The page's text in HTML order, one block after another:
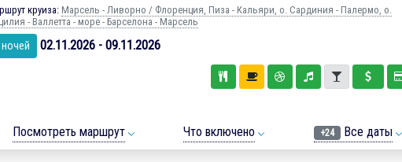
круиза: Марсель - Ливорно / Флоренция, Пиза - Кальяри, о. Сардиния - Палермо, о.
- Валлетта - море - Барселона - Марсель
ночей 02.11.2026 - 09.11.2026
Посмотреть маршрут Что включено +24 Все даты